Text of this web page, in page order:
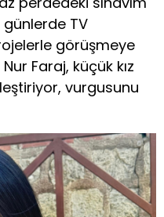
TV
görüşmeye
Faraj, küçük kız
vurgusunu